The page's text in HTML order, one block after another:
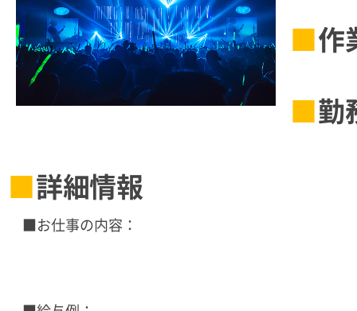
作
勤
詳細情報
■お仕事の内容：